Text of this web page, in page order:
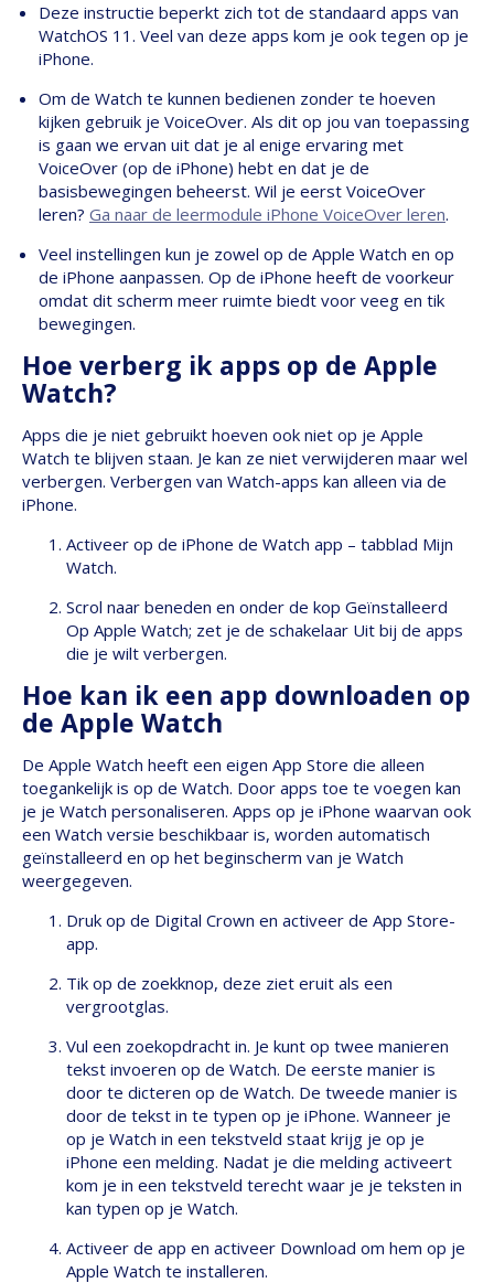
Deze instructie beperkt zich tot de standaard apps van
WatchOS 11. Veel van deze apps kom je ook tegen op je
iPhone.
Om de Watch te kunnen bedienen zonder te hoeven
kijken gebruik je VoiceOver. Als dit op jou van toepassing
is gaan we ervan uit dat je al enige ervaring met
VoiceOver (op de iPhone) hebt en dat je de
basisbewegingen beheerst. Wil je eerst VoiceOver
leren? Ga naar de leermodule iPhone VoiceOver leren.
Veel instellingen kun je zowel op de Apple Watch en op
de iPhone aanpassen. Op de iPhone heeft de voorkeur
omdat dit scherm meer ruimte biedt voor veeg en tik
bewegingen.
Hoe verberg ik apps op de Apple
Watch?
Apps die je niet gebruikt hoeven ook niet op je Apple
Watch te blijven staan. Je kan ze niet verwijderen maar wel
verbergen. Verbergen van Watch-apps kan alleen via de
iPhone.
Activeer op de iPhone de Watch app – tabblad Mijn
Watch.
Scrol naar beneden en onder de kop Geïnstalleerd
Op Apple Watch; zet je de schakelaar Uit bij de apps
die je wilt verbergen.
Hoe kan ik een app downloaden op
de Apple Watch
De Apple Watch heeft een eigen App Store die alleen
toegankelijk is op de Watch. Door apps toe te voegen kan
je je Watch personaliseren. Apps op je iPhone waarvan ook
een Watch versie beschikbaar is, worden automatisch
geïnstalleerd en op het beginscherm van je Watch
weergegeven.
Druk op de Digital Crown en activeer de App Store-
app.
Tik op de zoekknop, deze ziet eruit als een
vergrootglas.
Vul een zoekopdracht in. Je kunt op twee manieren
tekst invoeren op de Watch. De eerste manier is
door te dicteren op de Watch. De tweede manier is
door de tekst in te typen op je iPhone. Wanneer je
op je Watch in een tekstveld staat krijg je op je
iPhone een melding. Nadat je die melding activeert
kom je in een tekstveld terecht waar je je teksten in
kan typen op je Watch.
Activeer de app en activeer Download om hem op je
Apple Watch te installeren.